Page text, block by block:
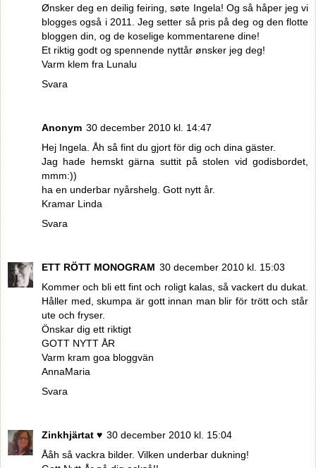
Ønsker deg en deilig feiring, søte Ingela! Og så håper jeg vi
blogges også i 2011. Jeg setter så pris på deg og den flotte
bloggen din, og de koselige kommentarene dine!
Et riktig godt og spennende nyttår ønsker jeg deg!
Varm klem fra Lunalu
Svara
Anonym 30 december 2010 kl. 14:47
Hej Ingela. Åh så fint du gjort för dig och dina gäster.
Jag hade hemskt gärna suttit på stolen vid godisbordet,
mmm:))
ha en underbar nyårshelg. Gott nytt år.
Kramar Linda
Svara
ETT RÖTT MONOGRAM 30 december 2010 kl. 15:03
Kommer och bli ett fint och roligt kalas, så vackert du dukat.
Håller med, skumpa är gott innan man blir för trött och står
ute och fryser.
Önskar dig ett riktigt
GOTT NYTT ÅR
Varm kram goa bloggvän
AnnaMaria
Svara
Zinkhjärtat ♥ 30 december 2010 kl. 15:04
Ååh så vackra bilder. Vilken underbar dukning!